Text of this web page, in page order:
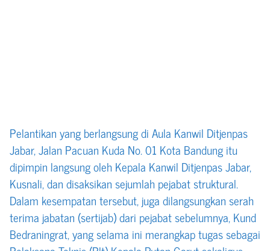
Pelantikan yang berlangsung di Aula Kanwil Ditjenpas
Jabar, Jalan Pacuan Kuda No. 01 Kota Bandung itu
dipimpin langsung oleh Kepala Kanwil Ditjenpas Jabar,
Kusnali, dan disaksikan sejumlah pejabat struktural.
Dalam kesempatan tersebut, juga dilangsungkan serah
terima jabatan (sertijab) dari pejabat sebelumnya, Kund
Bedraningrat, yang selama ini merangkap tugas sebagai